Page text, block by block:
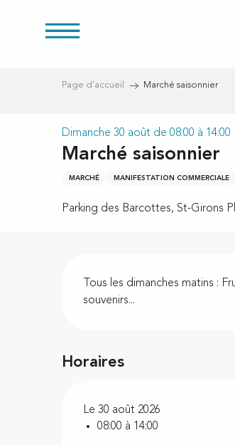
Page d’accueil Marché saisonnier
Dimanche 30 août de 08:00 à 14:00
Marché saisonnier
MARCHÉ MANIFESTATION COMMERCIALE
Parking des Barcottes, St-Girons
Description
Tous les dimanches matins :
souvenirs...
Horaires
Le 30 août 2026
08:00 à 14:00